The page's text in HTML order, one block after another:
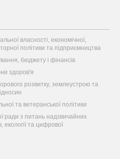
власності, економічної,
політики та підприємництва
бюджету і фінансів
здоров'я
розвитку, землеустрою та
та ветеранської політики
ради з питань надзвичайних
екології та цифрової